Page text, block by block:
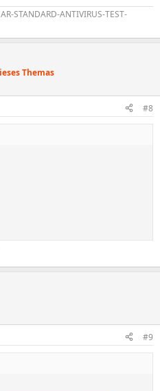
STANDARD-ANTIVIRUS-TEST-
Themas
#8
#9